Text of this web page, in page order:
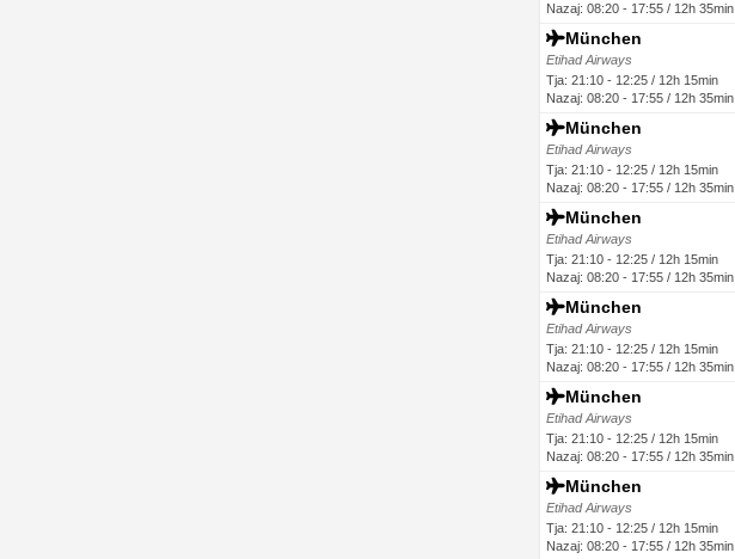
Nazaj: 08:20 - 17:55 / 12h 35min
München
Etihad Airways
Tja: 21:10 - 12:25 / 12h 15min
Nazaj: 08:20 - 17:55 / 12h 35min
München
Etihad Airways
Tja: 21:10 - 12:25 / 12h 15min
Nazaj: 08:20 - 17:55 / 12h 35min
München
Etihad Airways
Tja: 21:10 - 12:25 / 12h 15min
Nazaj: 08:20 - 17:55 / 12h 35min
München
Etihad Airways
Tja: 21:10 - 12:25 / 12h 15min
Nazaj: 08:20 - 17:55 / 12h 35min
München
Etihad Airways
Tja: 21:10 - 12:25 / 12h 15min
Nazaj: 08:20 - 17:55 / 12h 35min
München
Etihad Airways
Tja: 21:10 - 12:25 / 12h 15min
Nazaj: 08:20 - 17:55 / 12h 35min